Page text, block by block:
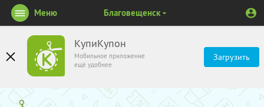
КупиКупон
Мобильное приложение
ещё удобнее
Загрузить
Меню Благовещенск